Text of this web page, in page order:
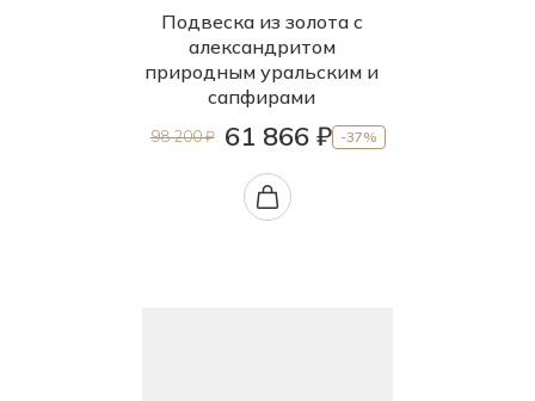
Подвеска из золота с
александритом
природным уральским и
сапфирами
98 200 ₽ 61 866 ₽ -37%